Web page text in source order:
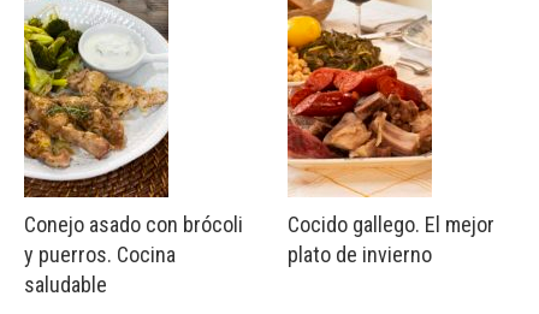
Conejo asado con brócoli
y puerros. Cocina
saludable
Cocido gallego. El mejor
plato de invierno